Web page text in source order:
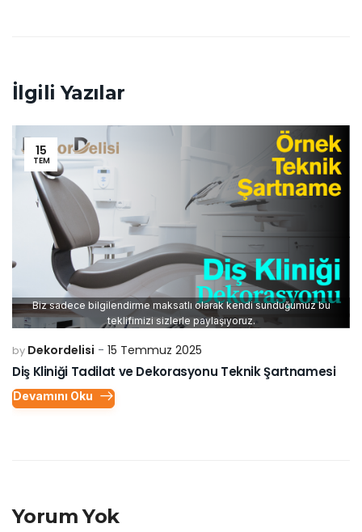
İlgili Yazılar
15
TEM
Biz sadece bilgilendirme maksatlı olarak kendi sunduğumuz bu
teklifimizi sizlerle paylaşıyoruz.
by Dekordelisi 15 Temmuz 2025
Diş Kliniği Tadilat ve Dekorasyonu Teknik Şartnamesi
Devamını Oku
Yorum Yok